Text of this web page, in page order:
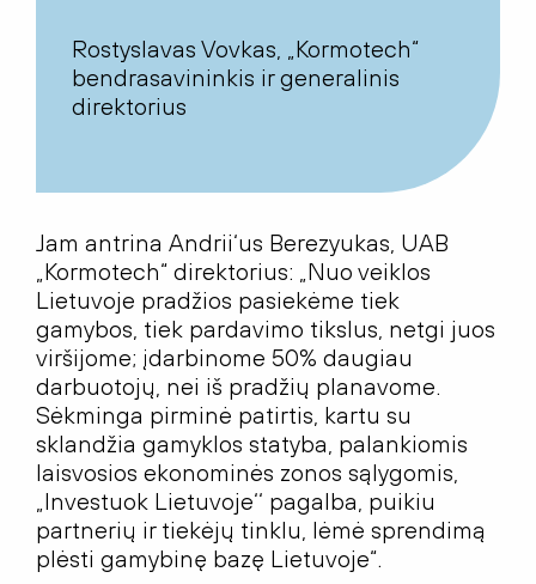
Rostyslavas Vovkas, „Kormotech“
bendrasavininkis ir generalinis
direktorius
Jam antrina Andrii‘us Berezyukas, UAB
„Kormotech“ direktorius: „Nuo veiklos
Lietuvoje pradžios pasiekėme tiek
gamybos, tiek pardavimo tikslus, netgi juos
viršijome; įdarbinome 50% daugiau
darbuotojų, nei iš pradžių planavome.
Sėkminga pirminė patirtis, kartu su
sklandžia gamyklos statyba, palankiomis
laisvosios ekonominės zonos sąlygomis,
„Investuok Lietuvoje‘‘ pagalba, puikiu
partnerių ir tiekėjų tinklu, lėmė sprendimą
plėsti gamybinę bazę Lietuvoje“.